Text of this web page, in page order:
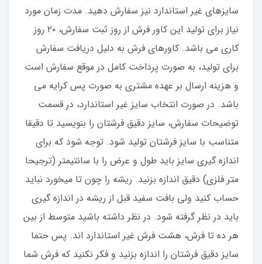
سایزهای غیر استاندارد نیز سفارش دهید. مدت زمان مورد
نیاز برای تولید این کاور فرش از روز ثبت سفارش، ۲۰ روز
کاری می باشد. کاورهای فرش به دلیل دریافت سفارش
برای تولید، به صورت پرداخت کامل در موقع سفارش است
و هزینه ارسال بر عهده مشتری به صورت پس کرایه می
باشد. در صورت انتخاب سایز غیر استاندارد، در قسمت
توضیحات سفارش، سایز دقیق فرشتان را بنویسید تا دقیقا
متناسب با سایز فرشتان تولید شود. توجه شود که برای
اندازه گیری سایز باید طول و عرض را با سانتیمتر (ترجیحا
متر فلزی) دقیق اندازه بزنید. ریشه را چون تا میخورد نباید
حساب کنید ولی بافت سفید قبل از ریشه در اندازه گیری
باید در نظر گرفته شود. در نظر داشته باشید متوسط از بین
هر ده تا فرش، هشت فرش غیر استاندارد اند. پس حتما
سایز دقیق فرشتان را اندازه بزنید و فکر نکنید که فرش شما